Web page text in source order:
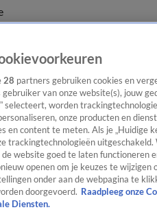
28 partners gebruiken cookies en
gebruiker van onze website(s), jouw
selecteert, worden
onze producten en
en content te meten. Als je „Huidige
trackingtechnologieën
de website goed te laten functioneren
openen om je keuzes te
onder aan de webpagina te
doorgevoerd. Raadpleeg onze
Diensten.